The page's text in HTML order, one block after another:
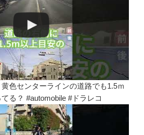
黄色センターラインの道路でも1.5ｍ
る？ #automobile #ドラレコ